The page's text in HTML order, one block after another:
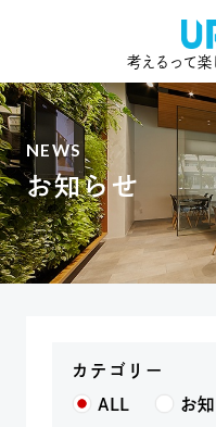
考えるって楽
NEWS
お知らせ
カテゴリー
ALL
お